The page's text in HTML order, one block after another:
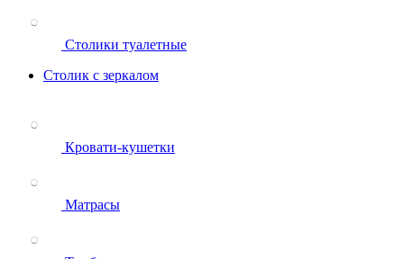
Столики туалетные
Столик с зеркалом
Кровати-кушетки
Матрасы